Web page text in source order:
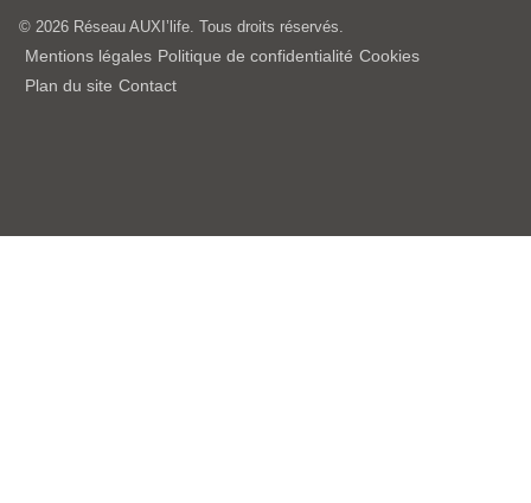
© 2026 Réseau AUXI’life. Tous droits réservés.
Mentions légales Politique de confidentialité Cookies
Plan du site Contact